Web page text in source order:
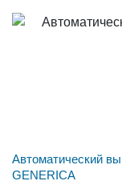
Автоматический
GENERICA